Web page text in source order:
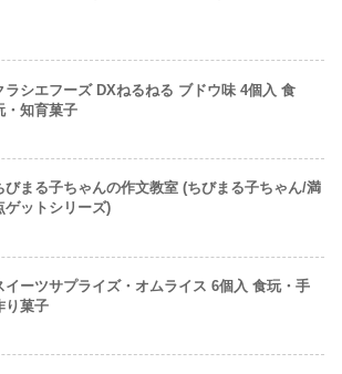
ラシエフーズ DXねるねる ブドウ味 4個入 食
・知育菓子
びまる子ちゃんの作文教室 (ちびまる子ちゃん/満
ゲットシリーズ)
イーツサプライズ・オムライス 6個入 食玩・手
り菓子